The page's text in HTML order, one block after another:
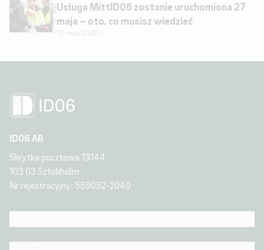
Usługa MittID06 zostanie uruchomiona 27
maja – oto, co musisz wiedzieć
13 maja 2026 r.
ID06 AB
Skrytka pocztowa 13144
103 03 Sztokholm
Nr rejestracyjny: 559052-2040